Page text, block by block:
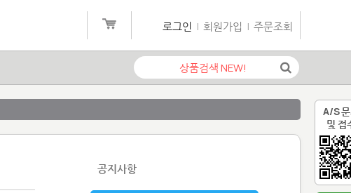
A/S
및 접
로그인 | 회원가입 | 주문조회
공지사항